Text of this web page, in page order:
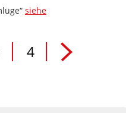
siehe
4